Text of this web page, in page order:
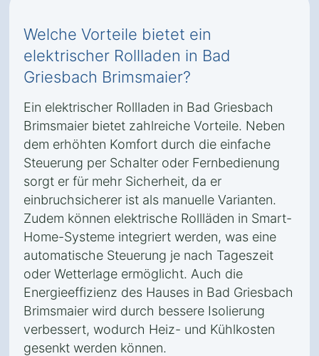
Welche Vorteile bietet ein
elektrischer Rollladen in Bad
Griesbach Brimsmaier?
Ein elektrischer Rollladen in Bad Griesbach
Brimsmaier bietet zahlreiche Vorteile. Neben
dem erhöhten Komfort durch die einfache
Steuerung per Schalter oder Fernbedienung
sorgt er für mehr Sicherheit, da er
einbruchsicherer ist als manuelle Varianten.
Zudem können elektrische Rollläden in Smart-
Home-Systeme integriert werden, was eine
automatische Steuerung je nach Tageszeit
oder Wetterlage ermöglicht. Auch die
Energieeffizienz des Hauses in Bad Griesbach
Brimsmaier wird durch bessere Isolierung
verbessert, wodurch Heiz- und Kühlkosten
gesenkt werden können.